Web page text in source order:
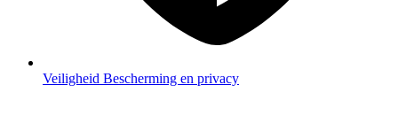
Veiligheid Bescherming en privacy